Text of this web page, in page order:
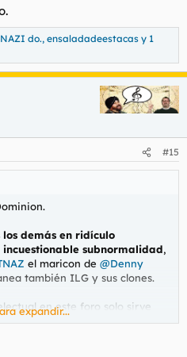
do., ensaladadeestacas y 1
#15
demás en ridículo
subnormalidad,
el maricon de @Denny
también ILG y sus clones.
en este foro solo sirve
Más aún si es superioridad
expandir...